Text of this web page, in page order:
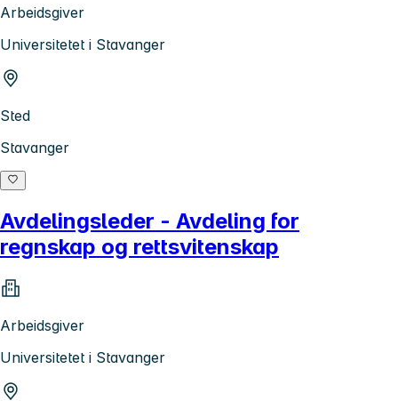
Arbeidsgiver
Universitetet i Stavanger
Sted
Stavanger
Avdelingsleder - Avdeling for
regnskap og rettsvitenskap
Arbeidsgiver
Universitetet i Stavanger